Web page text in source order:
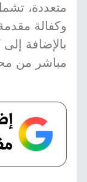
متعددة،
وكفالة
بالإضافة
مباشر من